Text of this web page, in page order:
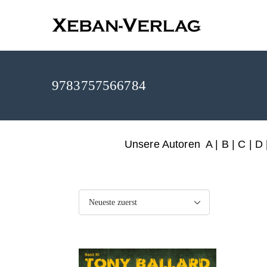
9783757566784
Unsere AutorenA| B C D